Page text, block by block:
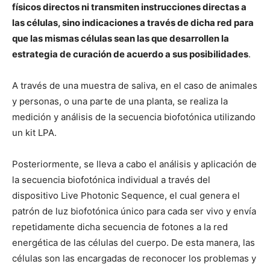
físicos directos ni transmiten instrucciones directas a
las células, sino indicaciones a través de dicha red para
que las mismas células sean las que desarrollen la
estrategia de curación de acuerdo a sus posibilidades.
A través de una muestra de saliva, en el caso de animales
y personas, o una parte de una planta, se realiza la
medición y análisis de la secuencia biofotónica utilizando
un kit LPA.
Posteriormente, se lleva a cabo el análisis y aplicación de
la secuencia biofotónica individual a través del
dispositivo Live Photonic Sequence, el cual genera el
patrón de luz biofotónica único para cada ser vivo y envía
repetidamente dicha secuencia de fotones a la red
energética de las células del cuerpo. De esta manera, las
células son las encargadas de reconocer los problemas y